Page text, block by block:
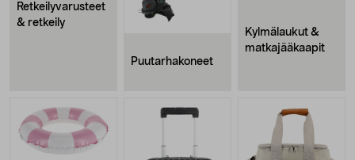
Retkeilyvarusteet
& retkeily
Puutarhakoneet
Kylmälaukut &
matkajääkaapit